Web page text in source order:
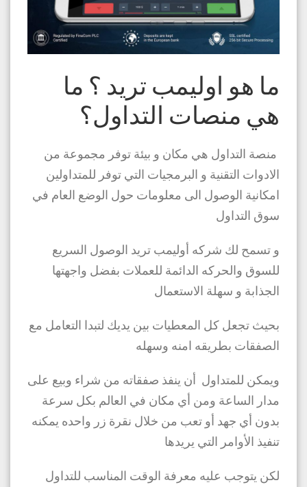
ما هو اوليمب تريد ؟ ما
هي منصات التداول؟
منصة التداول هي مكان و بيئة توفر مجموعة من
الادوات التقنية و البرمجيات التي توفر للمتداولين
امكانية الوصول الى معلومات حول الوضع العام في
سوق التداول
و تسمح لك شركه أوليمب تريد الوصول السريع
للسوق والحركه الدائمة للعملات بفضل واجهتها
الجذابة و سهلة الاستعمال
بحيث تجعل كل المعطيات بين يديك لتبدا التعامل مع
الصفقات بطريقه امنه وسهله
ويمكن للمتداول أن ينفذ صفقاته من شراء وبيع على
مدار الساعة ومن أي مكان في العالم بكل سرعة
بدون أي جهد أو تعب من خلال نقرة زر واحده يمكنه
تنفيذ الأوامر التي يريدها
لكن يتوجب عليه معرفة الوقت المناسب للتداول